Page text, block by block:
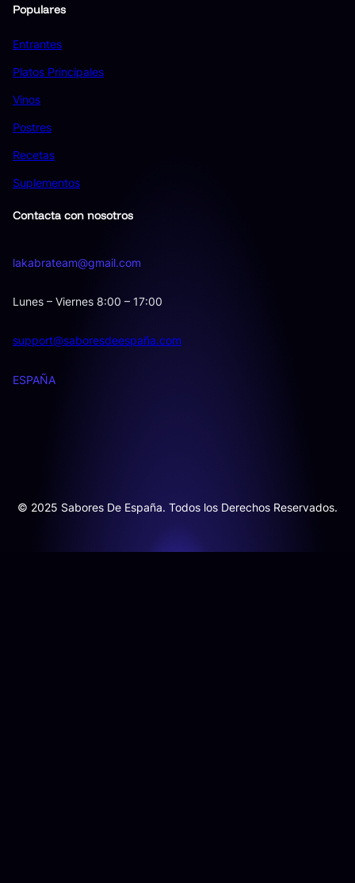
Populares
Entrantes
Platos Principales
Vinos
Postres
Recetas
Suplementos
Contacta con nosotros
lakabrateam@gmail.com
Lunes – Viernes 8:00 – 17:00
support@saboresdeespaña.com
ESPAÑA
© 2025 Sabores De España. Todos los Derechos Reservados.